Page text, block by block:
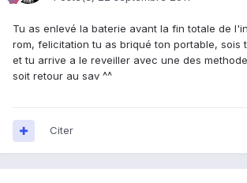
Tu as enlevé la baterie avant la fin totale de
rom, felicitation tu as briqué ton portable, sois
et tu arrive a le reveiller avec une des
soit retour au sav ^^
Citer